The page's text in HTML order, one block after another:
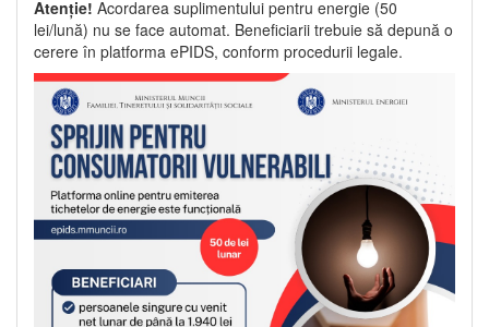
Atenție! Acordarea suplimentului pentru energie (50
lei/lună) nu se face automat. Beneficiarii trebuie să depună o
cerere în platforma ePIDS, conform procedurii legale.